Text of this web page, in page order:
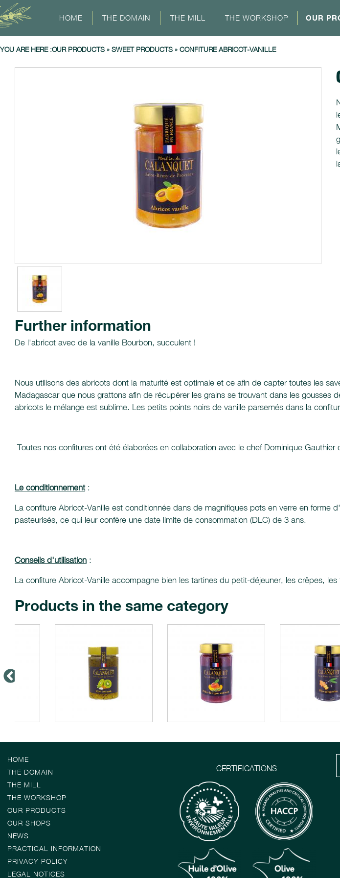
HOME THE DOMAIN THE MILL THE WORKSHOP OUR
YOU ARE HERE :OUR PRODUCTS » SWEET PRODUCTS » CONFITURE ABRICOT-VANILLE
Further information
De l'abricot avec de la vanille Bourbon, succulent !
Nous utilisons des abricots dont la maturité est optimale et ce afin de capter toutes les
Madagascar que nous grattons afin de récupérer les grains se trouvant dans les
abricots le mélange est sublime. Les petits points noirs de vanille parsemés dans la
Toutes nos confitures ont été élaborées en collaboration avec le chef Dominique
Le conditionnement:
La confiture Abricot-Vanille est conditionnée dans de magnifiques pots en verre en
pasteurisés, ce qui leur confère une date limite de consommation (DLC) de 3 ans.
Conseils d'utilisation :
La confiture Abricot-Vanille accompagne bien les tartines du petit-déjeuner, les crêpes,
Products in the same category
HOME
THE DOMAIN
THE MILL
THE WORKSHOP
OUR PRODUCTS
OUR SHOPS
NEWS
PRACTICAL INFORMATION
PRIVACY POLICY
LEGAL NOTICES
CERTIFICATIONS